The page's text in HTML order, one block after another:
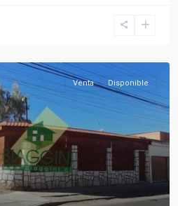
Venta Disponible